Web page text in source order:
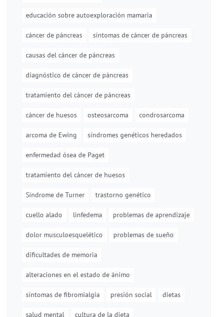
educación sobre autoexploración mamaria
cáncer de páncreas síntomas de cáncer de páncreas
causas del cáncer de páncreas
diagnóstico de cáncer de páncreas
tratamiento del cáncer de páncreas
cáncer de huesos osteosarcoma condrosarcoma
arcoma de Ewing síndromes genéticos heredados
enfermedad ósea de Paget
tratamiento del cáncer de huesos
Síndrome de Turner trastorno genético
cuello alado linfedema problemas de aprendizaje
dolor musculoesquelético problemas de sueño
dificultades de memoria
alteraciones en el estado de ánimo
síntomas de fibromialgia presión social dietas
salud mental cultura de la dieta